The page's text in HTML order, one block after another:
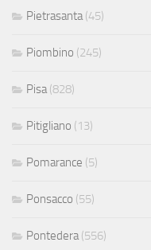
Pietrasanta (45)
Piombino (245)
Pisa (828)
Pitigliano (13)
Pomarance (5)
Ponsacco (55)
Pontedera (556)